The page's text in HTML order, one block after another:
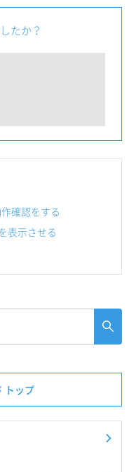
トップ
たか？
確認をする
表示させる